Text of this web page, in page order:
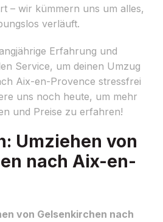
– wir kümmern uns um alles,
verläuft.
Erfahrung und
Service, um deinen Umzug
Aix-en-Provence stressfrei
uns noch heute, um mehr
und Preise zu erfahren!
Umziehen von
nach Aix-en-
von Gelsenkirchen nach